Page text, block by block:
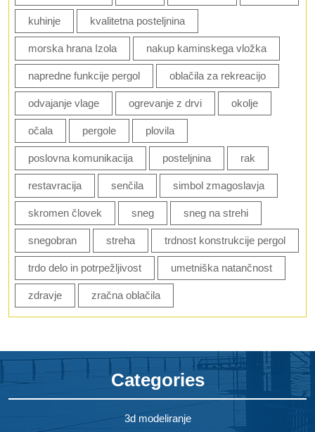
kuhinje kvalitetna posteljnina
morska hrana Izola nakup kaminskega vložka
napredne funkcije pergol oblačila za rekreacijo
odvajanje vlage ogrevanje z drvi okolje
očala pergole plovila
poslovna komunikacija posteljnina rak
restavracija senčila simbol zmagoslavja
skromen človek sneg sneg na strehi
snegobran streha trdnost konstrukcije pergol
trdo delo in potrpežljivost umetniška natančnost
zdravje zračna oblačila
Categories
3d modeliranje